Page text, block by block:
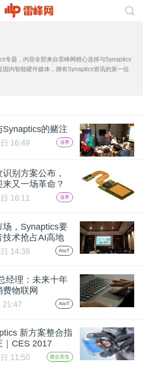
专题，内容全部来自雷峰网精心选择与Synaptics
国内智能硬件媒体，拥有Synaptics资讯的第一信
的赌注
16:49 业界
别方案公布，
又一场革命？
16:11 业界
，Synaptics要
技术抢占AI高地
14:39 AIoT
经理：未来十年
物联网
21:47 AIoT
新方案整合指
CES 2017
11:50 政企安全